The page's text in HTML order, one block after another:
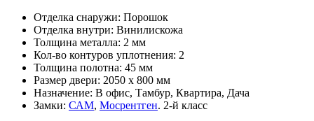
Отделка снаружи: Порошок
Отделка внутри: Винилискожа
Толщина металла: 2 мм
Кол-во контуров уплотнения: 2
Толщина полотна: 45 мм
Размер двери: 2050 x 800 мм
Назначение: В офис, Тамбур, Квартира, Дача
Замки: САМ, Мосрентген. 2-й класс